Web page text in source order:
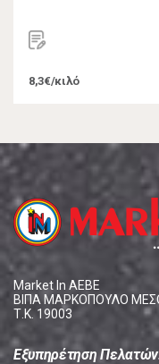
8,3€/κιλό
Market In ΑΕΒΕ
ΒΙΠΑ ΜΑΡΚΟΠΟΥΛΟ
Τ.Κ. 19003
Εξυπηρέτηση